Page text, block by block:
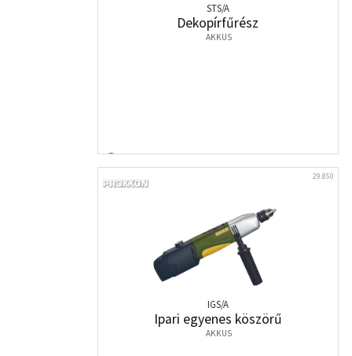
STS/A
Dekopírfűrész
AKKUS
29.850
IGS/A
Ipari egyenes köszörű
AKKUS